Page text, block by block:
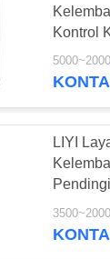
Kontrol
Ruang
LIYI